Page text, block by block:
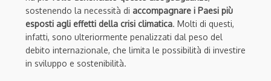
sostenendo la necessità di accompagnare i Paesi più
esposti agli effetti della crisi climatica. Molti di questi,
infatti, sono ulteriormente penalizzati dal peso del
debito internazionale, che limita le possibilità di investire
in sviluppo e sostenibilità.